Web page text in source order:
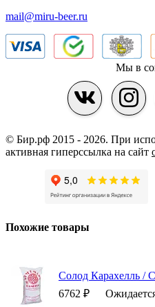
mail@miru-beer.ru
Мы в
© Бир.рф 2015 - 2026. При
активная гиперссылка на сайт
Похожие товары
Солод Карахелль /
6762 ₽